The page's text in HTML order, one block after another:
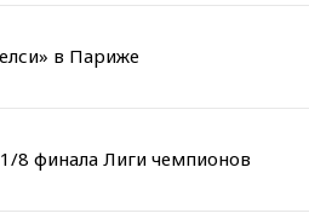
в Париже
8 финала Лиги чемпионов